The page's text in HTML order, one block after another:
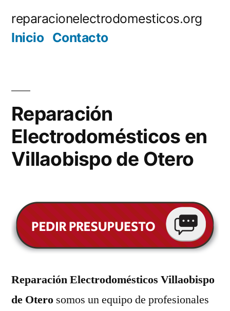
reparacionelectrodomesticos.org
Inicio Contacto
Reparación
Electrodomésticos en
Villaobispo de Otero
Reparación Electrodomésticos Villaobispo
de Otero somos un equipo de profesionales